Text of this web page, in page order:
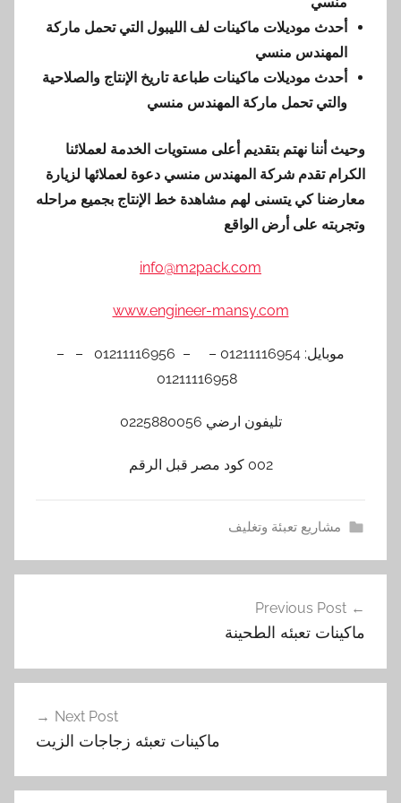
أحدث موديلات ماكينات لف الليبول التي تحمل ماركة
المهندس منسي
أحدث موديلات ماكينات طباعة تاريخ الإنتاج والصلاحية
والتي تحمل ماركة المهندس منسي
وحيث أننا نهتم بتقديم أعلى مستويات الخدمة لعملائنا
الكرام تقدم شركة المهندس منسي دعوة لعملائها لزيارة
معارضنا كي يتسنى لهم مشاهدة خط الإنتاج بجميع مراحله
وتجربته على أرض الواقع
info@m2pack.com
www.engineer-mansy.com
موبايل: 01211116954 – – 01211116956 – –
تليفون ارضي 0225880056
002 كود مصر قبل الرقم
مشاريع تعبئة وتغليف
ا
ل
و
المقالات
Previous Post
ماكينات تعبئه الطحينة
Next Post
ماكينات تعبئه زجاجات الزيت